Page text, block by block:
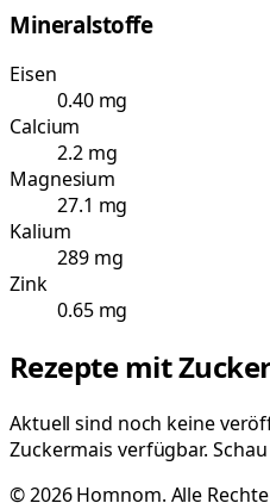
Mineralstoffe
Eisen
0.40 mg
Calcium
2.2 mg
Magnesium
27.1 mg
Kalium
289 mg
Zink
0.65 mg
Rezepte mit
Aktuell sind noch keine
Zuckermais verfügbar.
©2026Homnom. Alle